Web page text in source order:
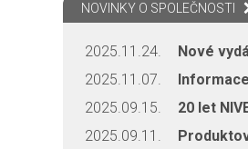
NOVINKY O SPOLEČNOSTI
2025.11.24.
Nové
2025.11.07.
2025.09.15.
20 let
2025.09.11.